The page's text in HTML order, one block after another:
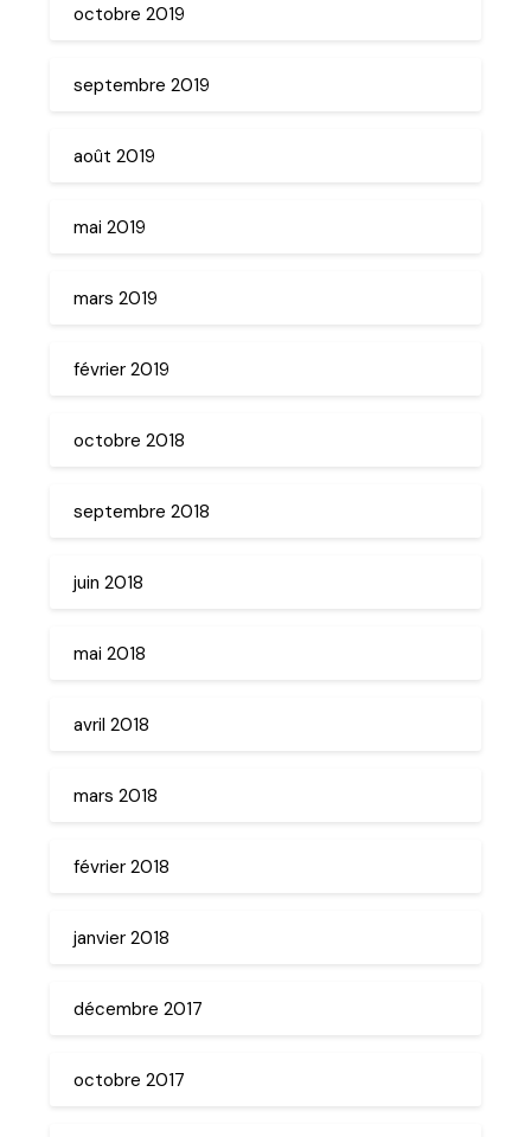
octobre 2019
septembre 2019
août 2019
mai 2019
mars 2019
février 2019
octobre 2018
septembre 2018
juin 2018
mai 2018
avril 2018
mars 2018
février 2018
janvier 2018
décembre 2017
octobre 2017